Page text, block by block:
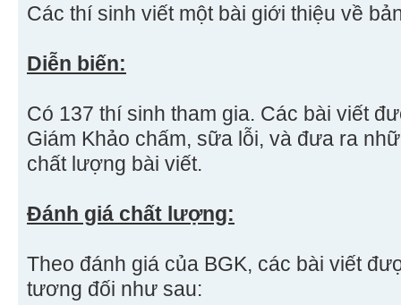
Các thí sinh viết một bài giới thiệu về
Diễn biến:
Có 137 thí sinh tham gia. Các bài viết
Giám Khảo chấm, sữa lỗi, và đưa ra
chất lượng bài viết.
Đánh giá chất lượng:
Theo đánh giá của BGK, các bài viết
tương đối như sau: